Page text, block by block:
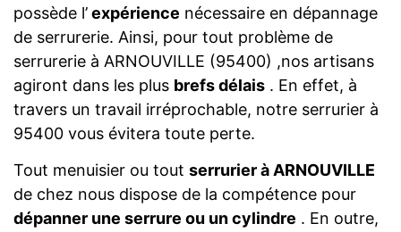
possède l’expérience nécessaire en dépannage
de serrurerie. Ainsi, pour tout problème de
serrurerie à ARNOUVILLE (95400) ,nos artisans
agiront dans les plus brefs délais . En effet, à
travers un travail irréprochable, notre serrurier à
95400 vous évitera toute perte.
Tout menuisier ou tout serrurier à ARNOUVILLE
de chez nous dispose de la compétence pour
dépanner une serrure ou un cylindre . En outre,